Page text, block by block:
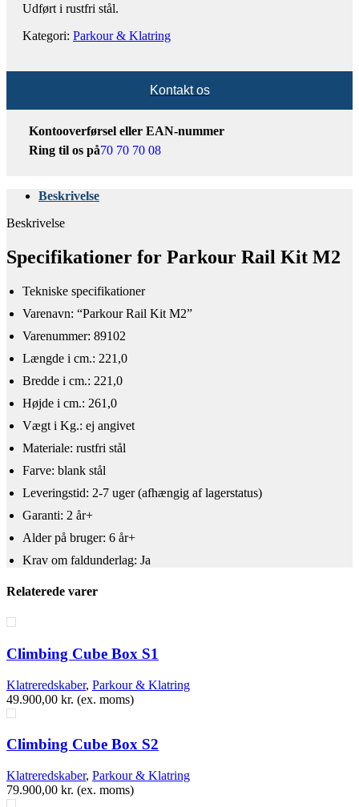
Udført i rustfri stål.
Kategori: Parkour & Klatring
Kontakt os
Kontooverførsel eller EAN-nummer
Ring til os på70 70 70 08
Beskrivelse
Beskrivelse
Specifikationer for Parkour Rail Kit M2
Tekniske specifikationer​
​Varenavn: “Parkour Rail Kit M2”
Varenummer: 89102
Længde i cm.: 221,0
Bredde i cm.: 221,0
Højde i cm.: 261,0
Vægt i Kg.: ej angivet
Materiale: rustfri stål
Farve: blank stål
Leveringstid: 2-7 uger (afhængig af lagerstatus)
Garanti: 2 år+
Alder på bruger: 6 år+
Krav om faldunderlag: Ja
Relaterede varer
Climbing Cube Box S1
Klatreredskaber, Parkour & Klatring
49.900,00 kr. (ex. moms)
Climbing Cube Box S2
Klatreredskaber, Parkour & Klatring
79.900,00 kr. (ex. moms)